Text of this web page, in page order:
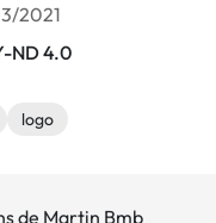
2021
ND 4.0
logo
de Martin Bmb